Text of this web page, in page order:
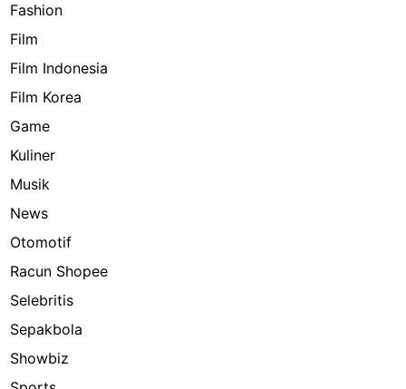
Fashion
Film
Film Indonesia
Film Korea
Game
Kuliner
Musik
News
Otomotif
Racun Shopee
Selebritis
Sepakbola
Showbiz